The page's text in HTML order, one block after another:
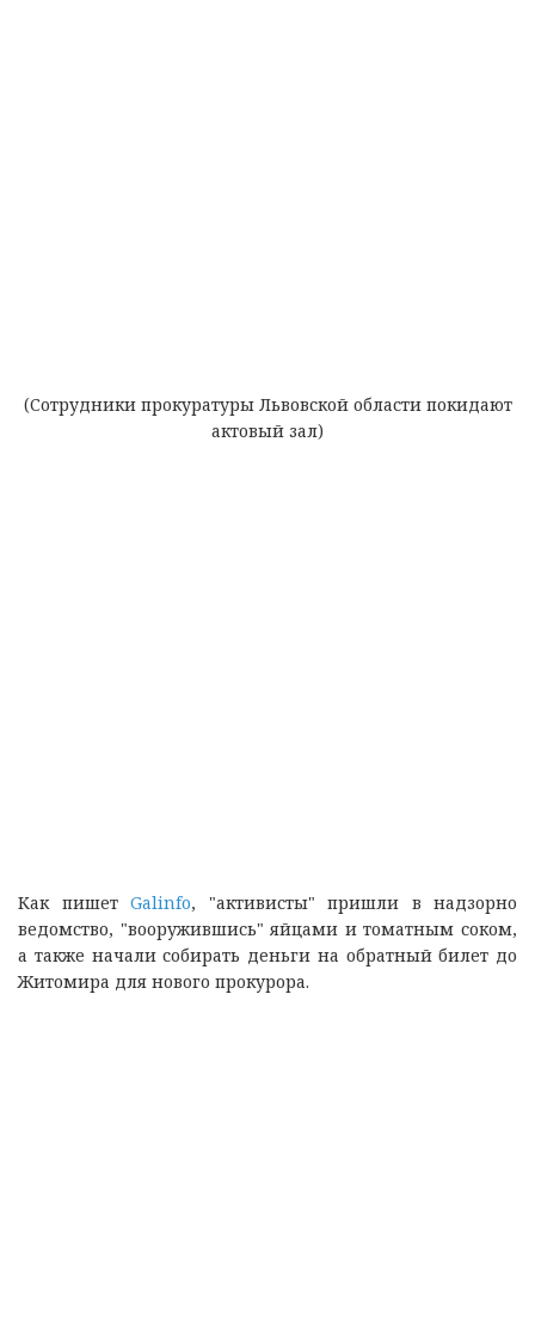
(Сотрудники прокуратуры Львовской области покидают
актовый зал)
Как пишет Galinfo, "активисты" пришли в надзорно
ведомство, "вооружившись" яйцами и томатным соком,
а также начали собирать деньги на обратный билет до
Житомира для нового прокурора.